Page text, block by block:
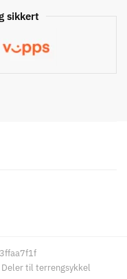
sikkert
Deler til terrengsykkel